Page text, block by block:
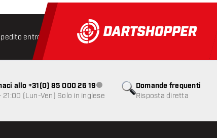
entro 24 ore Spedizione gratuitada € 75
Domande frequenti
Risposta diretta
allo +31(0) 85 000 26 19Servizio clienti non disponibile
21:00 (Lun-Ven) Solo in inglese